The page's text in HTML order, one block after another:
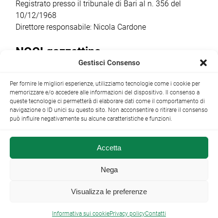
Registrato presso il tribunale di Bari al n. 356 del
10/12/1968
Direttore responsabile: Nicola Cardone
NOCI gazzettino
+39 080 4979274|info@nocigazzettino.it Contatti|
Archivio
NOCI gazzettino.it ©2014 •
Gestisci Consenso
Per fornire le migliori esperienze, utilizziamo tecnologie come i cookie per
memorizzare e/o accedere alle informazioni del dispositivo. Il consenso a
queste tecnologie ci permetterà di elaborare dati come il comportamento di
navigazione o ID unici su questo sito. Non acconsentire o ritirare il consenso
può influire negativamente su alcune caratteristiche e funzioni.
Accetta
Nega
Visualizza le preferenze
Informativa sui cookiePrivacy policyContatti